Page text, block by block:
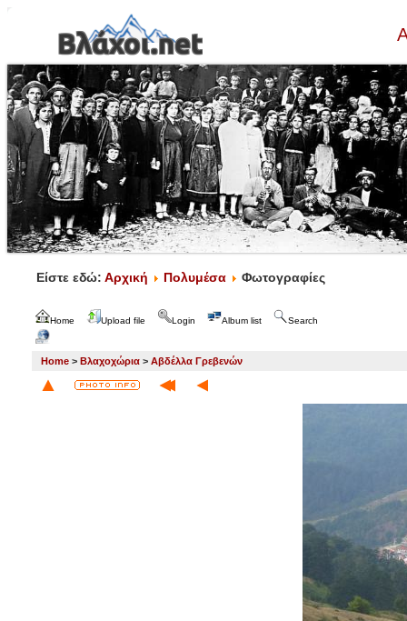
Είστε εδώ: Αρχική Πολυμέσα Φωτογραφίες
Home Upload file Login Album list Search
Home > Βλαχοχώρια > Αβδέλλα Γρεβενών